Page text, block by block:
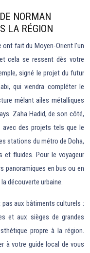
NORMAN
LA RÉGION
fait du Moyen-Orient l’un
cela se ressent dès votre
signé le projet du futur
qui viendra compléter le
mêlant ailes métalliques
Zaha Hadid, de son côté,
avec des projets tels que le
stations du métro de Doha,
et fluides. Pour le voyageur
panoramiques en bus ou en
découverte urbaine.
aux bâtiments culturels :
et aux sièges de grandes
propre à la région.
à votre guide local de vous